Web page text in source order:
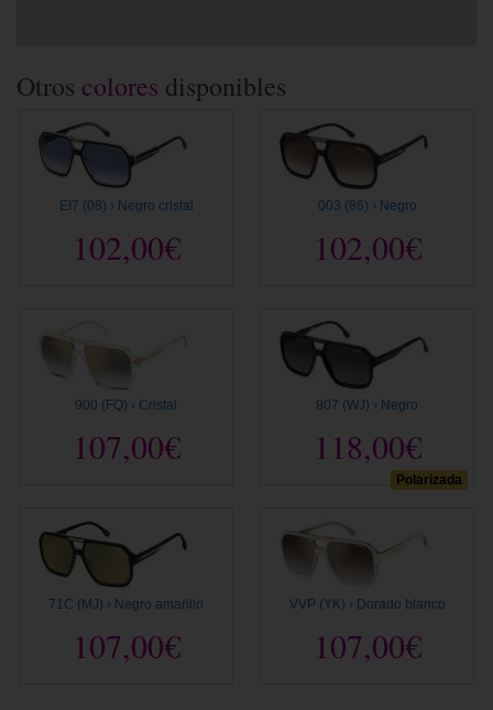
Otros colores disponibles
EI7 (08) › Negro cristal
102,00€
003 (86) › Negro
102,00€
900 (FQ) › Cristal
107,00€
Polarizada
807 (WJ) › Negro
118,00€
71C (MJ) › Negro amarillo
107,00€
VVP (YK) › Dorado blanco
107,00€